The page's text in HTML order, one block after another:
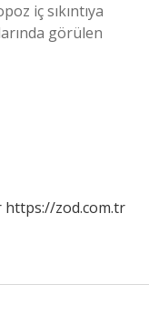
iç sıkıntıya
görülen
https://zod.com.tr